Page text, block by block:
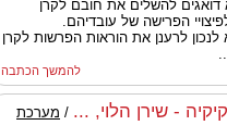
דואגים להשלים את חובם לקרן
הפרישה של עובדיהם.
לנכון לרענן את הוראות הפרשות לקרן
להמשך הכתבה
- שירן הלוי, ... / מערכת